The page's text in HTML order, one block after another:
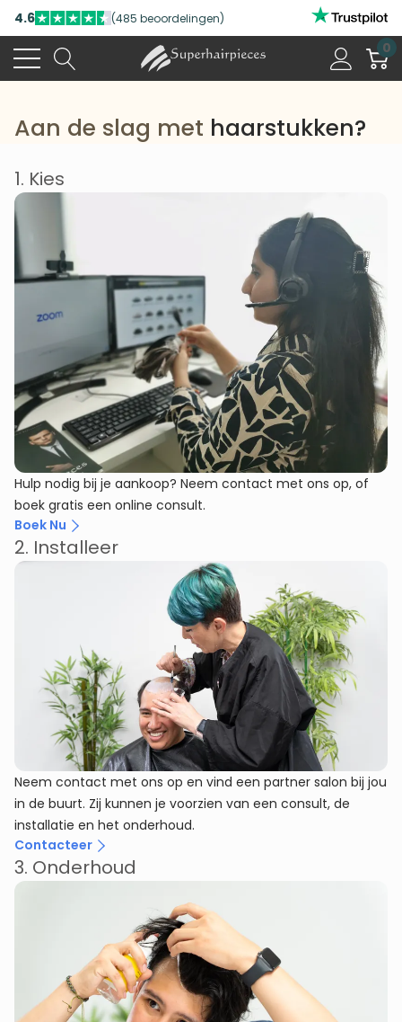
4.6 (485 beoordelingen)
0
Aan de slag met haarstukken?
1. Kies
Hulp nodig bij je aankoop? Neem contact met ons op, of
boek gratis een online consult.
Boek Nu
2. Installeer
Neem contact met ons op en vind een partner salon bij jou
in de buurt. Zij kunnen je voorzien van een consult, de
installatie en het onderhoud.
Contacteer
3. Onderhoud